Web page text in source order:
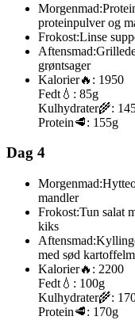
Morgenmad:
proteinpulver og
Frokost:Linse
Aftensmad:
grøntsager
Kalorier🔥: 1950
Fedt 💧: 85g
Kulhydrater🌾:
Protein🥩: 155g
Dag 4
Morgenmad:
mandler
Frokost:Tun salat
kiks
Aftensmad:
med sød
Kalorier🔥: 2200
Fedt 💧: 100g
Kulhydrater🌾:
Protein🥩: 170g